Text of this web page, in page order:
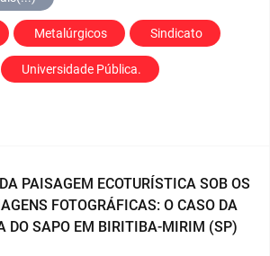
Metalúrgicos Sindicato
Universidade Pública.
PAISAGEM ECOTURÍSTICA SOB OS
FOTOGRÁFICAS: O CASO DA
DO SAPO EM BIRITIBA-MIRIM (SP)